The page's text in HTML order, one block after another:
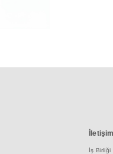
İletişim
İş Birliği